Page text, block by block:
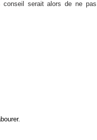
conseil serait alors de ne pas